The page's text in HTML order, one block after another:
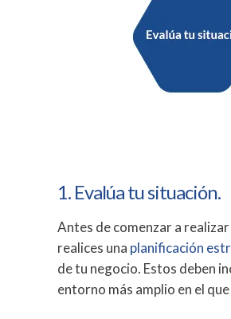
1. Evalúa tu situación.
Antes de comenzar a
realices una planificación
de tu negocio. Estos deben
entorno más amplio en el